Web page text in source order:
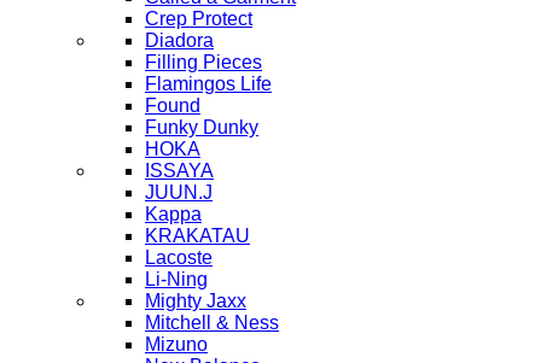
Crep Protect
Diadora
Filling Pieces
Flamingos Life
Found
Funky Dunky
HOKA
ISSAYA
JUUN.J
Kappa
KRAKATAU
Lacoste
Li-Ning
Mighty Jaxx
Mitchell & Ness
Mizuno